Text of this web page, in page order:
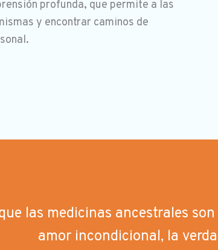
profunda, que permite a las
y encontrar caminos de
las medicinas ancestrales
amor incondicional, la